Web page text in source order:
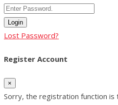
Login
Lost Password?
Register Account
×
Sorry, the registration function is